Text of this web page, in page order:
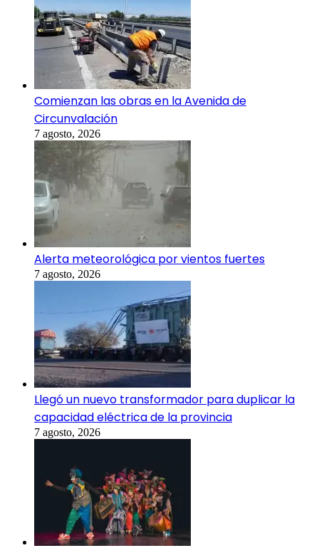
Comienzan las obras en la Avenida de
Circunvalación
7 agosto, 2026
Alerta meteorológica por vientos fuertes
7 agosto, 2026
Llegó un nuevo transformador para duplicar la
capacidad eléctrica de la provincia
7 agosto, 2026